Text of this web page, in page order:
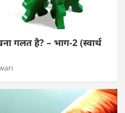
गलत है? – भाग-2 (स्वार्थ